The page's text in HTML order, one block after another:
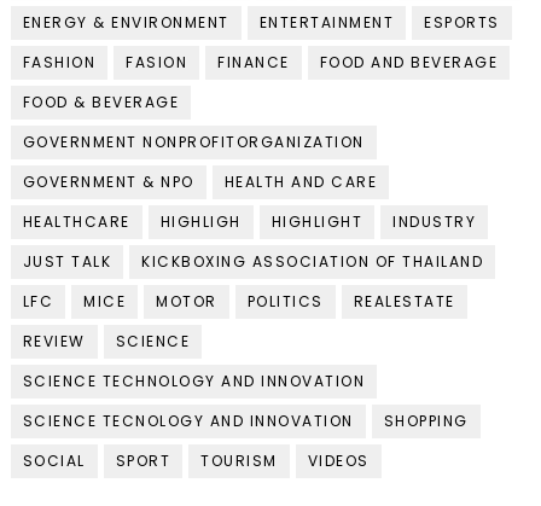
ENERGY & ENVIRONMENT
ENTERTAINMENT
ESPORTS
FASHION
FASION FINANCE
FOOD AND BEVERAGE
FOOD & BEVERAGE
GOVERNMENT NONPROFITORGANIZATION
GOVERNMENT & NPO
HEALTH AND CARE
HEALTHCARE
HIGHLIGH HIGHLIGHT
INDUSTRY
JUST TALK
KICKBOXING ASSOCIATION OF THAILAND
LFC
MICE MOTOR POLITICS
REALESTATE
REVIEW
SCIENCE
SCIENCE TECHNOLOGY AND INNOVATION
SCIENCE TECNOLOGY AND INNOVATION
SHOPPING
SOCIAL
SPORT TOURISM VIDEOS